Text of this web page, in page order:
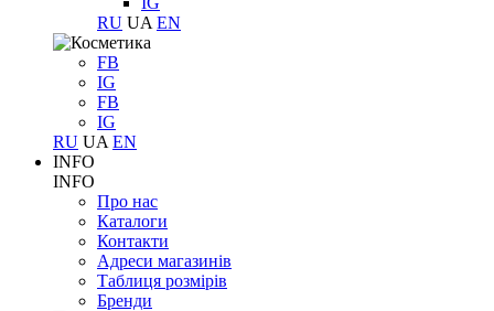
RU UA EN
FB
IG
FB
IG
RU UA EN
INFO
INFO
Про нас
Каталоги
Контакти
Адреси магазинів
Таблиця розмірів
Бренди